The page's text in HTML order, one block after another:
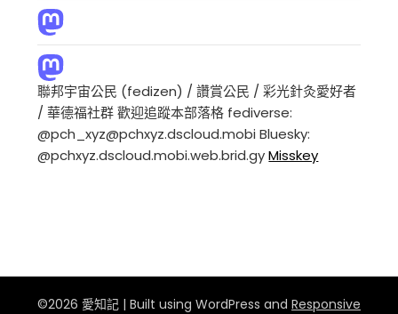
聯邦宇宙公民 (fedizen) / 讚賞公民 / 彩光針灸愛好者
/ 華德福社群 歡迎追蹤本部落格 fediverse:
@pch_xyz@pchxyz.dscloud.mobi Bluesky:
@pchxyz.dscloud.mobi.web.brid.gyMisskey
©2026 愛知記 | Built using WordPress and Responsive